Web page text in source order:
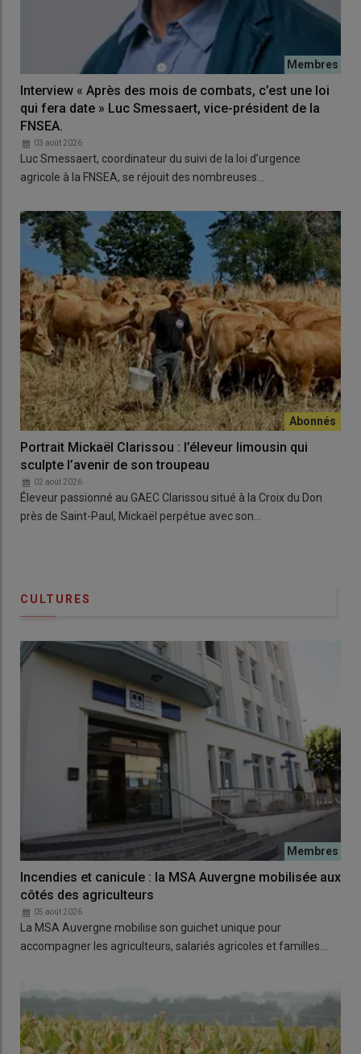
Interview « Après des mois de combats, c’est une loi
qui fera date » Luc Smessaert, vice-président de la
FNSEA.
03 août 2026
Luc Smessaert, coordinateur du suivi de la loi d’urgence
agricole à la FNSEA, se réjouit des nombreuses…
Portrait Mickaël Clarissou : l’éleveur limousin qui
sculpte l’avenir de son troupeau
02 août 2026
Éleveur passionné au GAEC Clarissou situé à la Croix du Don
près de Saint-Paul, Mickaël perpétue avec son…
CULTURES
Incendies et canicule : la MSA Auvergne mobilisée aux
côtés des agriculteurs
05 août 2026
La MSA Auvergne mobilise son guichet unique pour
accompagner les agriculteurs, salariés agricoles et familles…